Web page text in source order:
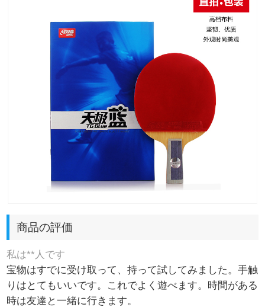
商品の評価
私は**人です
宝物はすでに受け取って、持って試してみました。手触
りはとてもいいです。これでよく遊べます。時間がある
時は友達と一緒に行きます。